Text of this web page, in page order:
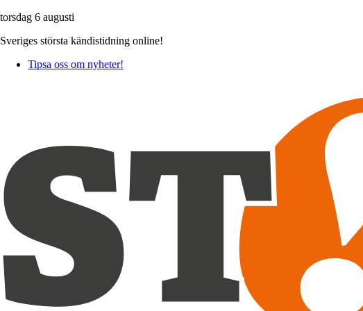
torsdag 6 augusti
Sveriges största kändistidning online!
Tipsa oss om nyheter!